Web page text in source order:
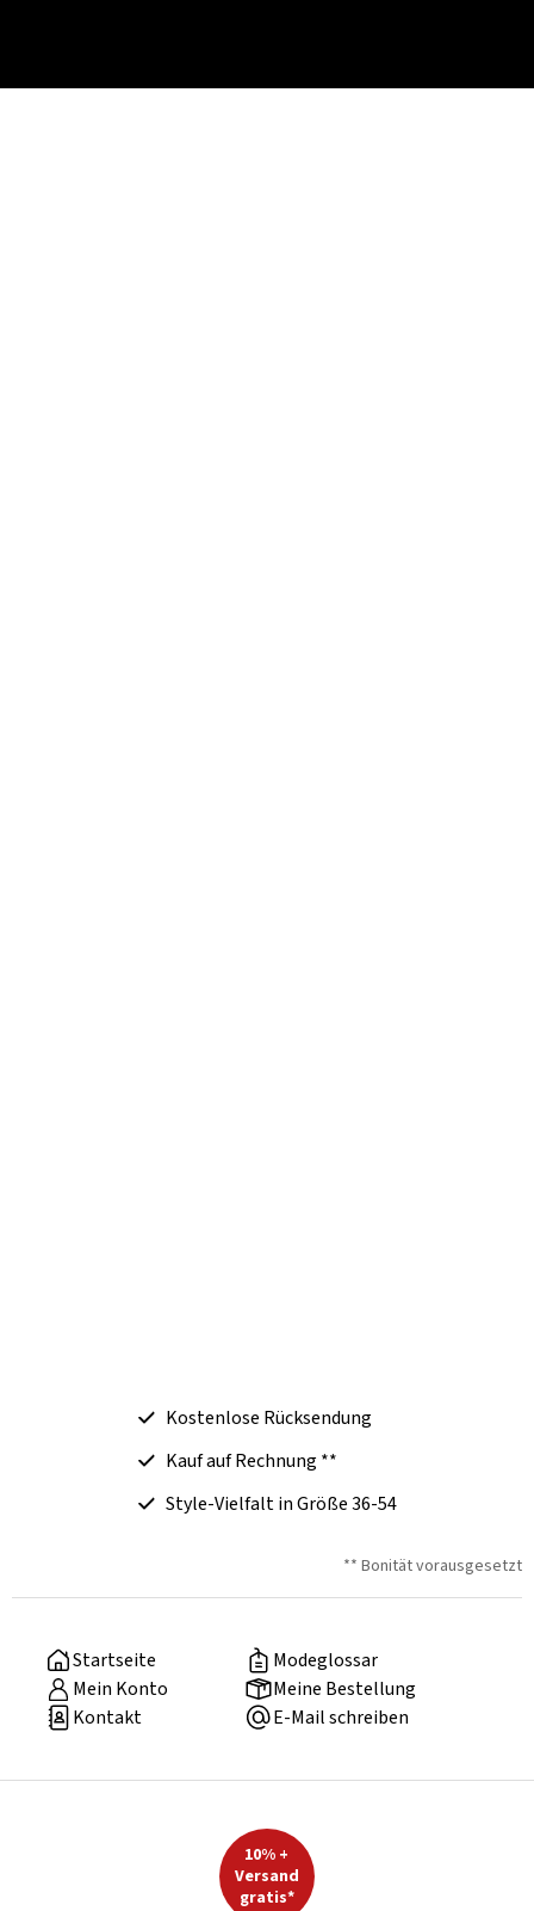
Kostenlose Rücksendung
Kauf auf Rechnung **
Style-Vielfalt in Größe 36-54
** Bonität vorausgesetzt
Startseite
Modeglossar
Mein Konto
Meine Bestellung
Kontakt
E-Mail schreiben
10% +
Versand
gratis*